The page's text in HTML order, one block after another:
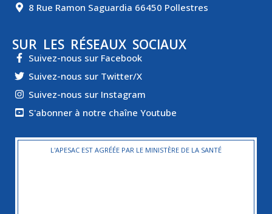
8 Rue Ramon Saguardia 66450 Pollestres
SUR LES RÉSEAUX SOCIAUX
Suivez-nous sur Facebook
Suivez-nous sur Twitter/X
Suivez-nous sur Instagram
S'abonner à notre chaîne Youtube
L'APESAC EST AGRÉÉE PAR LE MINISTÈRE DE LA SANTÉ